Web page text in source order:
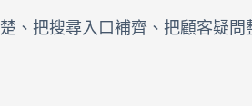
、把搜尋入口補齊、把顧客疑